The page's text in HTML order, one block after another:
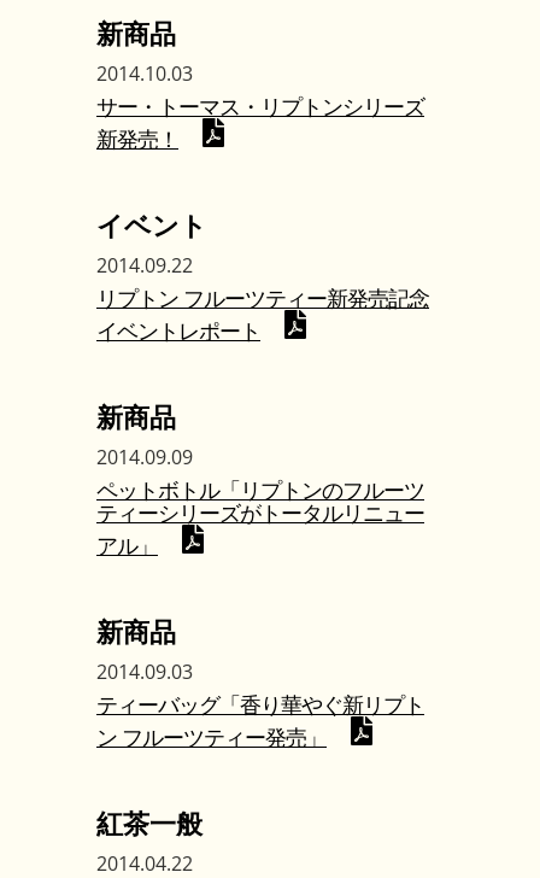
新商品
2014.10.03
サー・トーマス・リプトンシリーズ
新発売！
イベント
2014.09.22
リプトン フルーツティー新発売記念
イベントレポート
新商品
2014.09.09
ペットボトル「リプトンのフルーツ
ティーシリーズがトータルリニュー
アル」
新商品
2014.09.03
ティーバッグ「香り華やぐ新リプト
ン フルーツティー発売」
紅茶一般
2014.04.22